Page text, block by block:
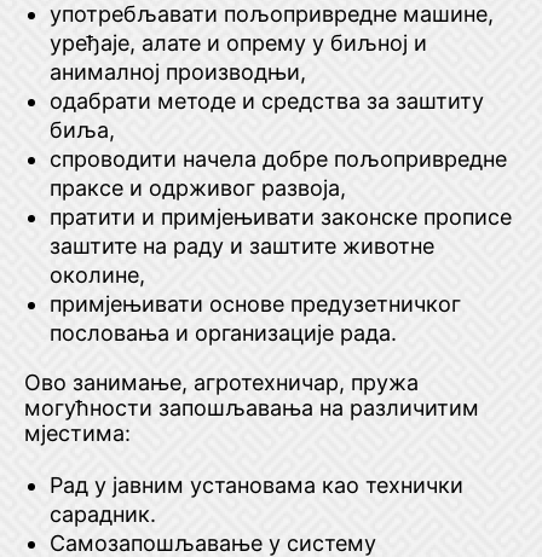
употребљавати пољопривредне машине,
уређаје, алате и опрему у биљној и
анималној производњи,
одабрати методе и средства за заштиту
биља,
спроводити начела добре пољопривредне
праксе и одрживог развоја,
пратити и примјењивати законске прописе
заштите на раду и заштите животне
околине,
примјењивати основе предузетничког
пословања и организације рада.
Ово занимање, агротехничар, пружа
могућности запошљавања на различитим
мјестима:
Рад у јавним установама као технички
сарадник.
Самозапошљавање у систему